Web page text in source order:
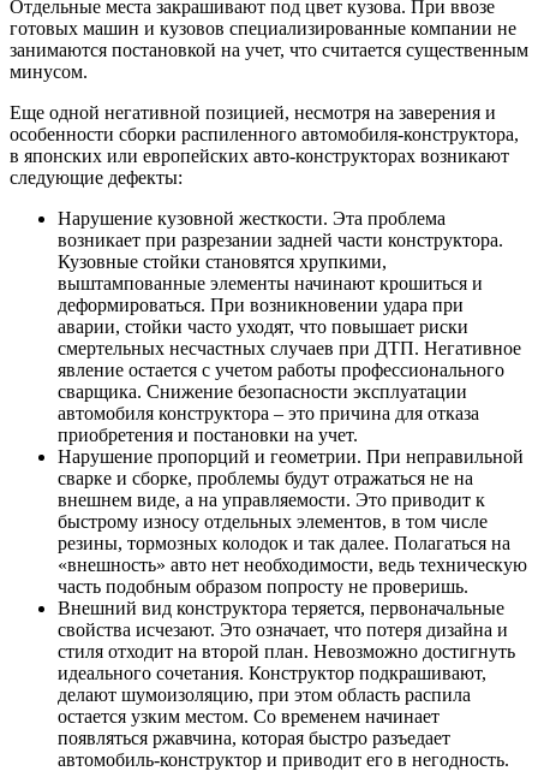
Отдельные места закрашивают под цвет кузова. При ввозе
готовых машин и кузовов специализированные компании не
занимаются постановкой на учет, что считается существенным
минусом.
Еще одной негативной позицией, несмотря на заверения и
особенности сборки распиленного автомобиля-конструктора,
в японских или европейских авто-конструкторах возникают
следующие дефекты:
Нарушение кузовной жесткости. Эта проблема
возникает при разрезании задней части конструктора.
Кузовные стойки становятся хрупкими,
выштампованные элементы начинают крошиться и
деформироваться. При возникновении удара при
аварии, стойки часто уходят, что повышает риски
смертельных несчастных случаев при ДТП. Негативное
явление остается с учетом работы профессионального
сварщика. Снижение безопасности эксплуатации
автомобиля конструктора – это причина для отказа
приобретения и постановки на учет.
Нарушение пропорций и геометрии. При неправильной
сварке и сборке, проблемы будут отражаться не на
внешнем виде, а на управляемости. Это приводит к
быстрому износу отдельных элементов, в том числе
резины, тормозных колодок и так далее. Полагаться на
«внешность» авто нет необходимости, ведь техническую
часть подобным образом попросту не проверишь.
Внешний вид конструктора теряется, первоначальные
свойства исчезают. Это означает, что потеря дизайна и
стиля отходит на второй план. Невозможно достигнуть
идеального сочетания. Конструктор подкрашивают,
делают шумоизоляцию, при этом область распила
остается узким местом. Со временем начинает
появляться ржавчина, которая быстро разъедает
автомобиль-конструктор и приводит его в негодность.